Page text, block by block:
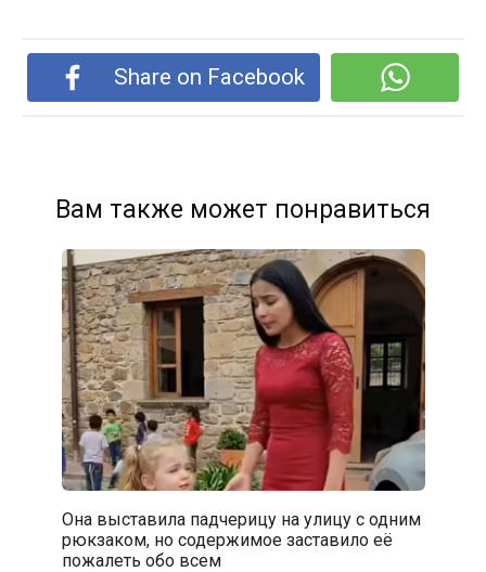
Share on Facebook
Вам также может понравиться
Она выставила падчерицу на улицу с одним
рюкзаком, но содержимое заставило её
пожалеть обо всем